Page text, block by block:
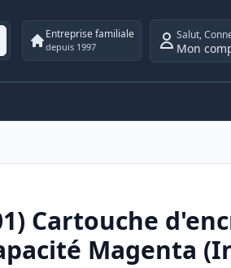
Entreprise familiale
depuis 1997
Salut,
Mon
Cartouche
Magenta